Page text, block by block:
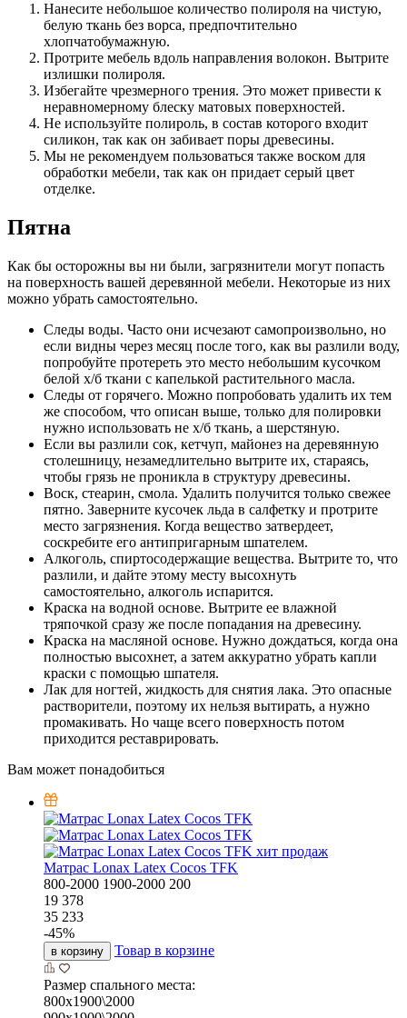
Нанесите небольшое количество полироля на чистую,
белую ткань без ворса, предпочтительно
хлопчатобумажную.
Протрите мебель вдоль направления волокон. Вытрите
излишки полироля.
Избегайте чрезмерного трения. Это может привести к
неравномерному блеску матовых поверхностей.
Не используйте полироль, в состав которого входит
силикон, так как он забивает поры древесины.
Мы не рекомендуем пользоваться также воском для
обработки мебели, так как он придает серый цвет
отделке.
Пятна
Как бы осторожны вы ни были, загрязнители могут попасть
на поверхность вашей деревянной мебели. Некоторые из них
можно убрать самостоятельно.
Следы воды. Часто они исчезают самопроизвольно, но
если видны через месяц после того, как вы разлили воду,
попробуйте протереть это место небольшим кусочком
белой х/б ткани с капелькой растительного масла.
Следы от горячего. Можно попробовать удалить их тем
же способом, что описан выше, только для полировки
нужно использовать не х/б ткань, а шерстяную.
Если вы разлили сок, кетчуп, майонез на деревянную
столешницу, незамедлительно вытрите их, стараясь,
чтобы грязь не проникла в структуру древесины.
Воск, стеарин, смола. Удалить получится только свежее
пятно. Заверните кусочек льда в салфетку и протрите
место загрязнения. Когда вещество затвердеет,
соскребите его антипригарным шпателем.
Алкоголь, спиртосодержащие вещества. Вытрите то, что
разлили, и дайте этому месту высохнуть
самостоятельно, алкоголь испарится.
Краска на водной основе. Вытрите ее влажной
тряпочкой сразу же после попадания на древесину.
Краска на масляной основе. Нужно дождаться, когда она
полностью высохнет, а затем аккуратно убрать капли
краски с помощью шпателя.
Лак для ногтей, жидкость для снятия лака. Это опасные
растворители, поэтому их нельзя вытирать, а нужно
промакивать. Но чаще всего поверхность потом
приходится реставрировать.
Вам может понадобиться
хит продаж
Матрас Lonax Latex Cocos TFK
800-2000 1900-2000 200
19 378
35 233
-45%
в корзину Товар в корзине
Размер спального места:
800х1900\2000